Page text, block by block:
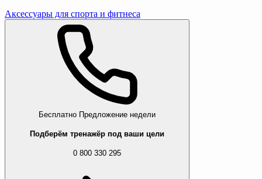
Аксессуары для спорта и фитнеса
Бесплатно Предложение недели
Подберём тренажёр под ваши цели
0 800 330 295